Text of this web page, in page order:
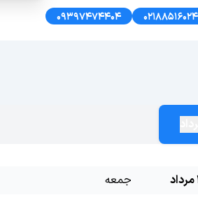
02188516024
09397474404
جمعه